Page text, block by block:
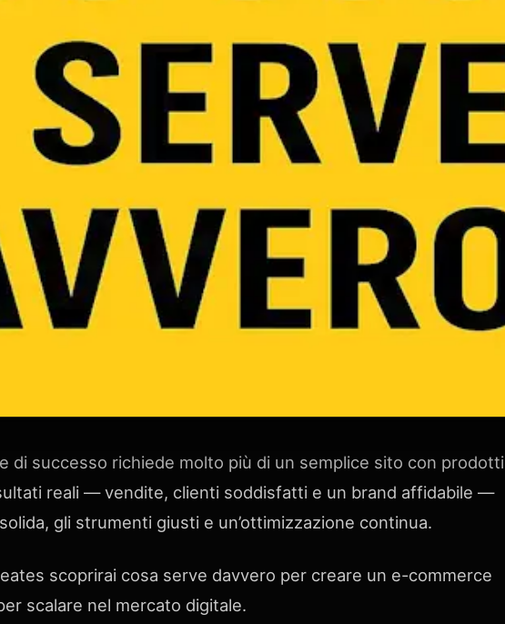
di successo richiede molto più di un semplice sito con prodotti
reali — vendite, clienti soddisfatti e un brand affidabile —
gli strumenti giusti e un’ottimizzazione continua.
scoprirai cosa serve davvero per creare un e-commerce
scalare nel mercato digitale.